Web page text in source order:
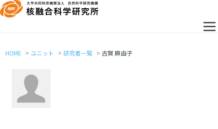
HOME ユニット 研究者一覧 古賀 麻由子